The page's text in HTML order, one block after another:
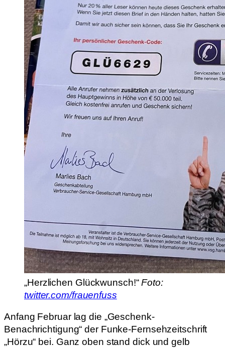
„Herzlichen Glückwunsch!“Foto:
twitter.com/frauenfuss
Anfang Februar lag die „Geschenk-
Benachrichtigung“ der Funke-Fernsehzeitschrift
„Hörzu“ bei. Ganz oben stand dick und gelb